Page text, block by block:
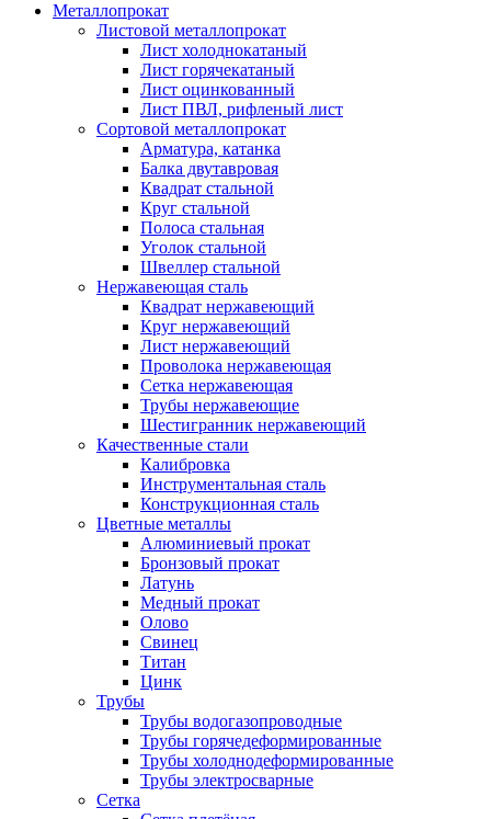
Металлопрокат
Листовой металлопрокат
Лист холоднокатаный
Лист горячекатаный
Лист оцинкованный
Лист ПВЛ, рифленый лист
Сортовой металлопрокат
Арматура, катанка
Балка двутавровая
Квадрат стальной
Круг стальной
Полоса стальная
Уголок стальной
Швеллер стальной
Нержавеющая сталь
Квадрат нержавеющий
Круг нержавеющий
Лист нержавеющий
Проволока нержавеющая
Сетка нержавеющая
Трубы нержавеющие
Шестигранник нержавеющий
Качественные стали
Калибровка
Инструментальная сталь
Конструкционная сталь
Цветные металлы
Алюминиевый прокат
Бронзовый прокат
Латунь
Медный прокат
Олово
Свинец
Титан
Цинк
Трубы
Трубы водогазопроводные
Трубы горячедеформированные
Трубы холоднодеформированные
Трубы электросварные
Сетка